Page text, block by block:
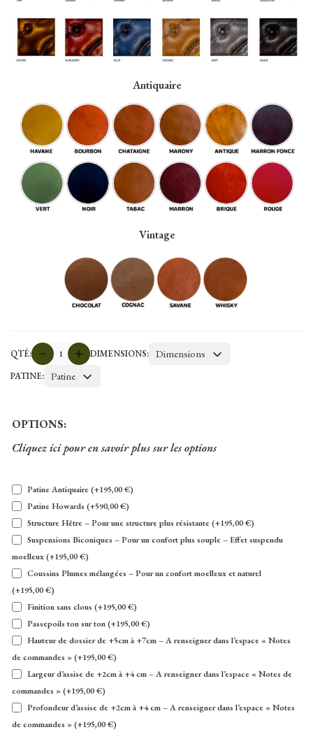
Antiquaire
Vintage
QTÉ:quantité
de
SHEIFIELD
DIMENSIONS: Dimensions
PATINE: Patine
OPTIONS:
Cliquez ici pour en savoir plus sur les options
Patine Antiquaire (+195,00€)
Patine Howards (+590,00€)
Structure Hêtre – Pour une structure plus résistante (+195,00€)
Suspensions Biconiques – Pour un confort plus souple – Effet suspendu
moelleux(+195,00€)
Coussins Plumes mélangées – Pour un confort moelleux et naturel
(+195,00€)
Finition sans clous (+195,00€)
Passepoils ton sur ton(+195,00€)
Hauteur de dossier de +5cm à +7cm – A renseigner dans l’espace « Notes
de commandes »(+195,00€)
Largeur d’assise de +2cm à +4 cm – A renseigner dans l’espace « Notes de
commandes »(+195,00€)
Profondeur d’assise de +2cm à +4 cm – A renseigner dans l’espace « Notes
de commandes »(+195,00€)